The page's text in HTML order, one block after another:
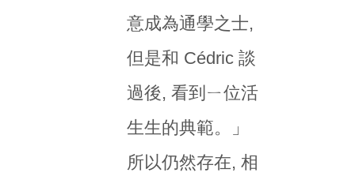
意成為通學之士,
但是和 Cédric 談
過後, 看到ㄧ位活
生生的典範。」
所以仍然存在, 相